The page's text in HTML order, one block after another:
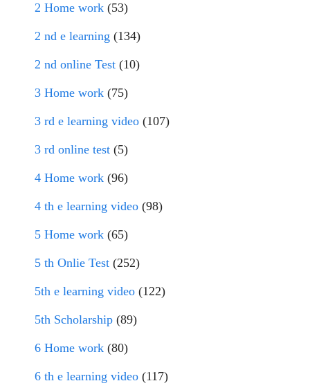
2 Home work (53)
2 nd e learning (134)
2 nd online Test (10)
3 Home work (75)
3 rd e learning video (107)
3 rd online test (5)
4 Home work (96)
4 th e learning video (98)
5 Home work (65)
5 th Onlie Test (252)
5th e learning video (122)
5th Scholarship (89)
6 Home work (80)
6 th e learning video (117)